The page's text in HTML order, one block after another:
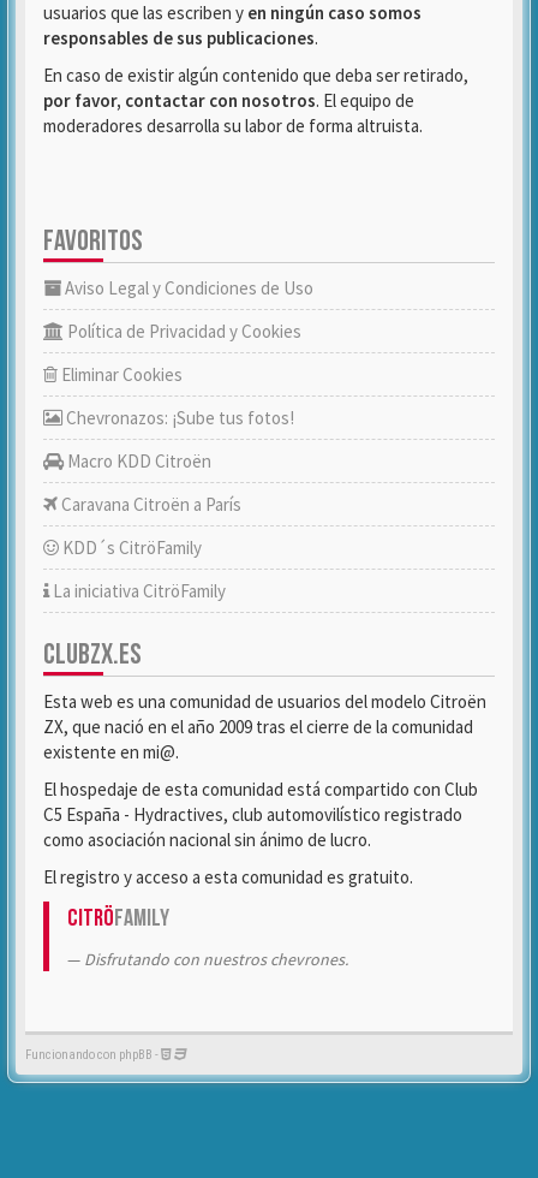
usuarios que las escriben y en ningún caso somos
responsables de sus publicaciones.
En caso de existir algún contenido que deba ser retirado,
por favor, contactar con nosotros. El equipo de
moderadores desarrolla su labor de forma altruista.
FAVORITOS
Aviso Legal y Condiciones de Uso
Política de Privacidad y Cookies
Eliminar Cookies
Chevronazos: ¡Sube tus fotos!
Macro KDD Citroën
Caravana Citroën a París
KDD´s CitröFamily
La iniciativa CitröFamily
CLUBZX.ES
Esta web es una comunidad de usuarios del modelo Citroën
ZX, que nació en el año 2009 tras el cierre de la comunidad
existente en mi@.
El hospedaje de esta comunidad está compartido con Club
C5 España - Hydractives, club automovilístico registrado
como asociación nacional sin ánimo de lucro.
El registro y acceso a esta comunidad es gratuito.
CitröFamily
Disfrutando con nuestros chevrones.
Funcionando con phpBB -